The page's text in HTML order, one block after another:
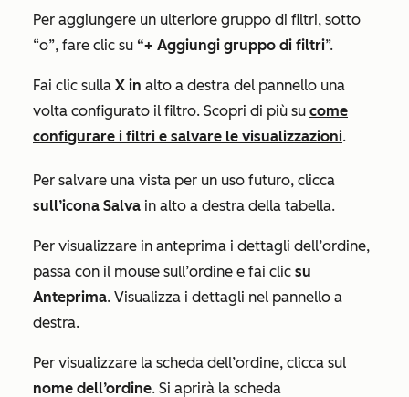
Per aggiungere un ulteriore gruppo di filtri, sotto
“o”, fare clic su “+ Aggiungi gruppo di filtri”.
Fai clic sulla X in alto a destra del pannello una
volta configurato il filtro. Scopri di più su come
configurare i filtri e salvare le visualizzazioni.
Per salvare una vista per un uso futuro, clicca
sull’icona Salva in alto a destra della tabella.
Per visualizzare in anteprima i dettagli dell’ordine,
passa con il mouse sull’ordine e fai clic su
Anteprima. Visualizza i dettagli nel pannello a
destra.
Per visualizzare la scheda dell’ordine, clicca sul
nome dell’ordine. Si aprirà la scheda